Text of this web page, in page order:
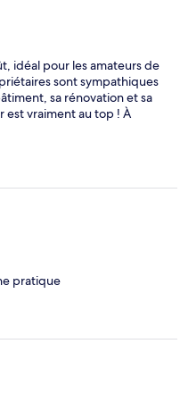
idéal pour les amateurs de
sont sympathiques
sa rénovation et sa
vraiment au top ! À
pratique